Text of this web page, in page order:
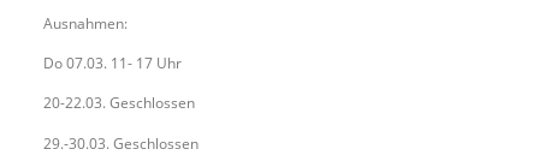
Ausnahmen:
Do 07.03. 11- 17 Uhr
20-22.03. Geschlossen
29.-30.03. Geschlossen